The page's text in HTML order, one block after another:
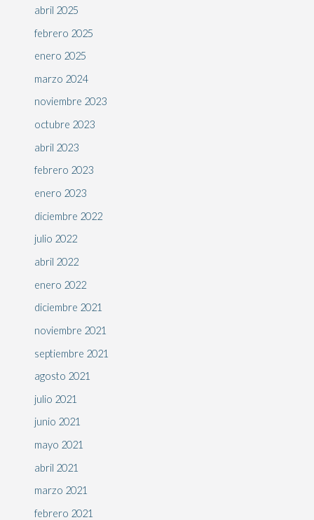
abril 2025
febrero 2025
enero 2025
marzo 2024
noviembre 2023
octubre 2023
abril 2023
febrero 2023
enero 2023
diciembre 2022
julio 2022
abril 2022
enero 2022
diciembre 2021
noviembre 2021
septiembre 2021
agosto 2021
julio 2021
junio 2021
mayo 2021
abril 2021
marzo 2021
febrero 2021